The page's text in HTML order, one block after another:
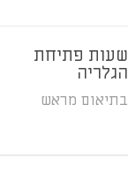
שעות פתיחת
הגלריה
בתיאום מראש